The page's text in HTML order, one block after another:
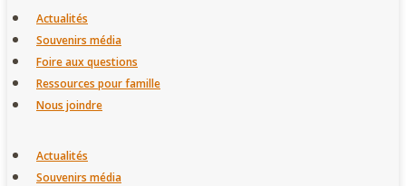
Actualités
Souvenirs média
Foire aux questions
Ressources pour famille
Nous joindre
Actualités
Souvenirs média